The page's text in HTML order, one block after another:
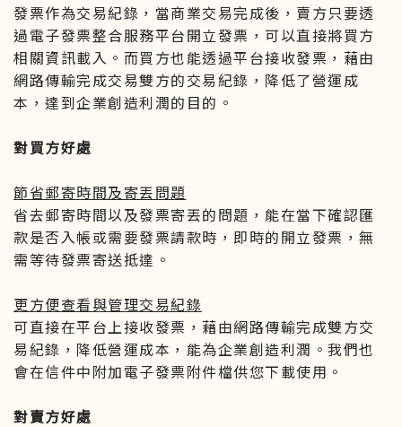
發票作為交易紀錄，當商業交易完成後，賣方只要透
過電子發票整合服務平台開立發票，可以直接將買方
相關資訊載入。而買方也能透過平台接收發票，藉由
網路傳輸完成交易雙方的交易紀錄，降低了營運成
本，達到企業創造利潤的目的。
對買方好處
節省郵寄時間及寄丟問題
省去郵寄時間以及發票寄丟的問題，能在當下確認匯
款是否入帳或需要發票請款時，即時的開立發票，無
需等待發票寄送抵達。
更方便查看與管理交易紀錄
可直接在平台上接收發票，藉由網路傳輸完成雙方交
易紀錄，降低營運成本，能為企業創造利潤。我們也
會在信件中附加電子發票附件檔供您下載使用。
對賣方好處